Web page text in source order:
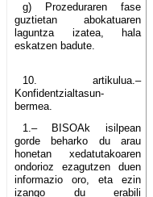
g) Prozeduraren fase
guztietan abokatuaren
laguntza izatea, hala
eskatzen badute.
10. artikulua.–
Konfidentzialtasun-
bermea.
1.– BISOAk isilpean
gorde beharko du arau
honetan xedatutakoaren
ondorioz ezagutzen duen
informazio oro, eta ezin
izango du erabili